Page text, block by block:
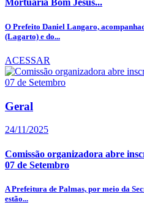
Mortuária Bom Jesus...
O Prefeito Daniel Langaro,
(Lagarto) e do...
ACESSAR
Geral
24/11/2025
Comissão organizadora abre
07 de Setembro
A Prefeitura de Palmas, por meio da
estão...